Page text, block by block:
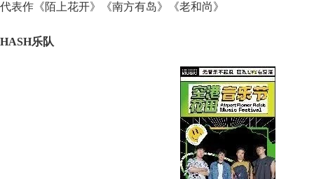
代表作《陌上花开》《南方有岛》《老和尚》
HASH乐队